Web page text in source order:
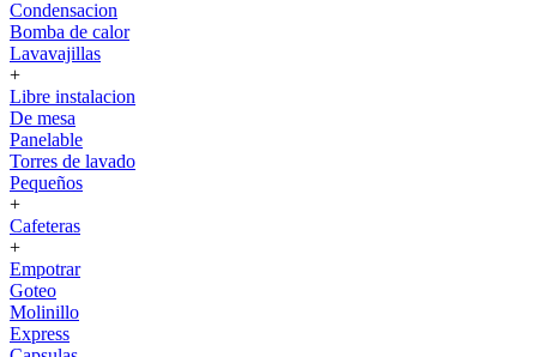
Condensacion
Bomba de calor
Lavavajillas
+
Libre instalacion
De mesa
Panelable
Torres de lavado
Pequeños
+
Cafeteras
+
Empotrar
Goteo
Molinillo
Express